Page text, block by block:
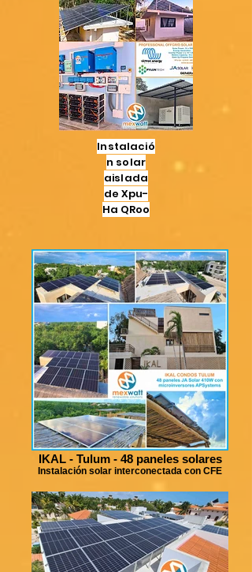
Instalació
n solar
aislada
de Xpu-
Ha QRoo
IKAL - Tulum - 48 paneles solares
Instalación solar interconectada con CFE